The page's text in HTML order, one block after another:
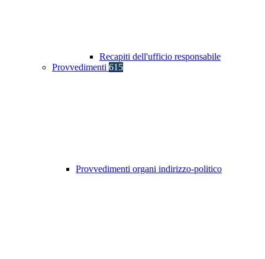
Recapiti dell'ufficio responsabile
Provvedimenti 615
Provvedimenti organi indirizzo-politico